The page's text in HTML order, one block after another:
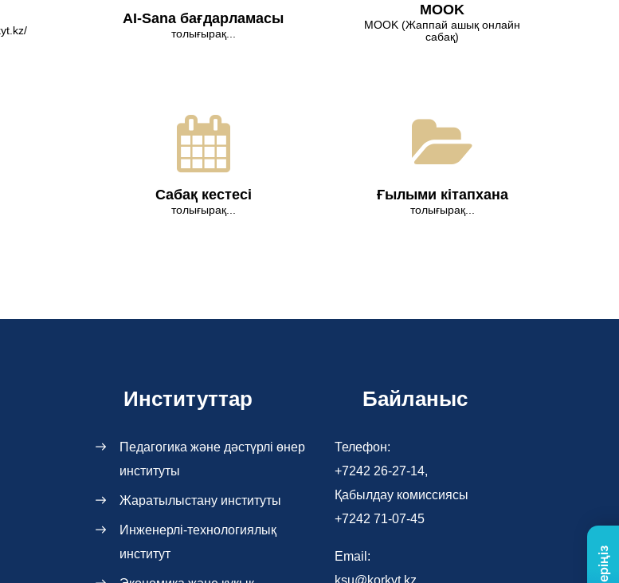
AI-Sana бағдарламасы
толығырақ...
МООK
МООK (Жаппай ашық онлайн
сабақ)
Сабақ кестесі
толығырақ...
Ғылыми кітапхана
толығырақ...
Институттар
Педагогика және дәстүрлі өнер
институты
Жаратылыстану институты
Инженерлі-технологиялық
институт
Байланыс
Телефон:
+7242 26-27-14,
Қабылдау комиссиясы
+7242 71-07-45
Email: